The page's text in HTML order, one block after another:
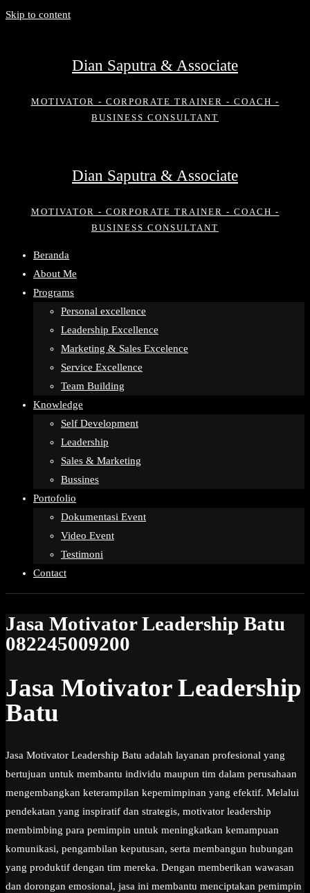
Skip to content
Dian Saputra & Associate
MOTIVATOR - CORPORATE TRAINER - COACH -
BUSINESS CONSULTANT
Dian Saputra & Associate
MOTIVATOR - CORPORATE TRAINER - COACH -
BUSINESS CONSULTANT
Beranda
About Me
Programs
Personal excellence
Leadership Excellence
Marketing & Sales Excelence
Service Excellence
Team Building
Knowledge
Self Development
Leadership
Sales & Marketing
Bussines
Portofolio
Dokumentasi Event
Video Event
Testimoni
Contact
Jasa Motivator Leadership Batu
082245009200
Jasa Motivator Leadership
Batu
Jasa Motivator Leadership Batu adalah layanan profesional yang
bertujuan untuk membantu individu maupun tim dalam perusahaan
mengembangkan keterampilan kepemimpinan yang efektif. Melalui
pendekatan yang inspiratif dan strategis, motivator leadership
membimbing para pemimpin untuk meningkatkan kemampuan
komunikasi, pengambilan keputusan, serta membangun hubungan
yang produktif dengan tim mereka. Dengan memberikan wawasan
dan dorongan emosional, jasa ini membantu menciptakan pemimpin